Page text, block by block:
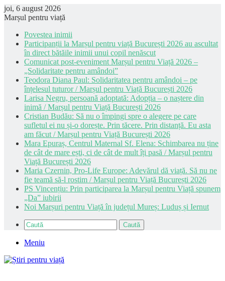
joi, 6 august 2026
Marșul pentru viață
Povestea inimii
Participanții la Marșul pentru viață București 2026 au ascultat
în direct bătăile inimii unui copil nenăscut
Comunicat post-eveniment Marșul pentru Viață 2026 –
„Solidaritate pentru amândoi”
Teodora Diana Paul: Solidaritatea pentru amândoi – pe
înțelesul tuturor / Marșul pentru Viață București 2026
Larisa Negru, persoană adoptată: Adopția – o naștere din
inimă / Marșul pentru Viață București 2026
Cristian Budău: Să nu o împingi spre o alegere pe care
sufletul ei nu și-o dorește. Prin tăcere. Prin distanță. Eu asta
am făcut / Marșul pentru Viață București 2026
Mara Epuraș, Centrul Maternal Sf. Elena: Schimbarea nu ține
de cât de mare ești, ci de cât de mult îți pasă / Marșul pentru
Viață București 2026
Maria Czernin, Pro-Life Europe: Adevărul dă viață. Să nu ne
fie teamă să-l rostim / Marșul pentru Viață București 2026
PS Vincențiu: Prin participarea la Marșul pentru Viață spunem
„Da” iubirii
Noi Marșuri pentru Viață în județul Mureș: Luduș și Iernut
Caută
Meniu